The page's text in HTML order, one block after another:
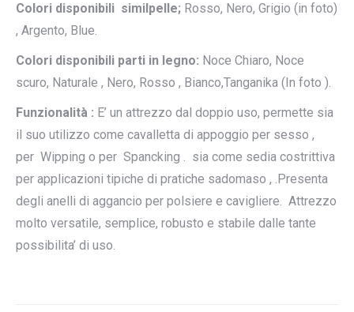
Colori disponibili similpelle; Rosso, Nero, Grigio (in foto)
, Argento, Blue.
Colori disponibili parti in legno: Noce Chiaro, Noce
scuro, Naturale , Nero, Rosso , Bianco,Tanganika (In foto ).
Funzionalità : E’ un attrezzo dal doppio uso, permette sia
il suo utilizzo come cavalletta di appoggio per sesso ,
per Wipping o per Spancking . sia come sedia costrittiva
per applicazioni tipiche di pratiche sadomaso , .Presenta
degli anelli di aggancio per polsiere e cavigliere. Attrezzo
molto versatile, semplice, robusto e stabile dalle tante
possibilita’ di uso.